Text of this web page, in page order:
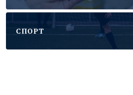
CПОРТ